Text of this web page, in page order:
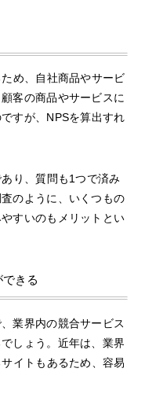
め、自社商品やサービ
客の商品やサービスに
すが、NPSを算出すれ
り、質問も1つで済み
のように、いくつもの
すいのもメリットとい
きる
業界内の競合サービス
しょう。近年は、業界
イトもあるため、容易